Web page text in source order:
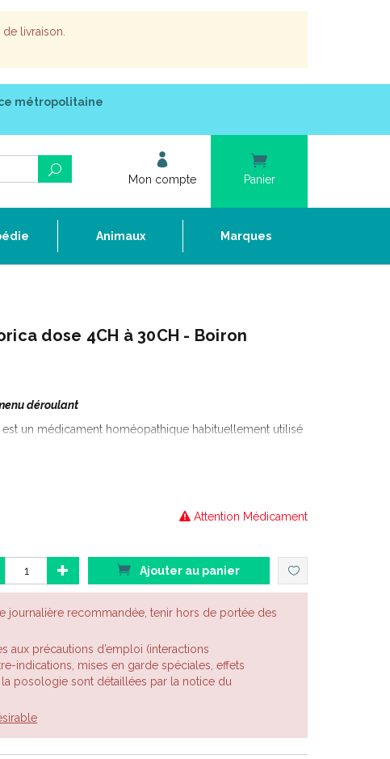
livraison.
métropolitaine
Mon compte Panier
Animaux Marques
dose 4CH à 30CH - Boiron
déroulant
est un médicament homéopathique habituellement utilisé
dans les troubles du comportement, en O.R.L. et
de sphère ORL ayant tendance à récidiver ( otites,
le rhumatisme inflammatoire chronique, les pubalgies,
en cas de douleurs articulaires aggravées par le froid
iliaque et d’algodystrophie.
fracture afin de consolider les os encore fragiles.
: pour soigner les troubles de la croissance ainsi
enfants souffrent de douleurs liées à la croissance et
de surmenage.
déroulante ci-dessous Les choix possibles sont :
Attention Médicament
Ajouter au panier
journalière recommandée, tenir hors de portée des
aux précautions d’emploi (interactions
indications, mises en garde spéciales, effets
la posologie sont détaillées par la notice du